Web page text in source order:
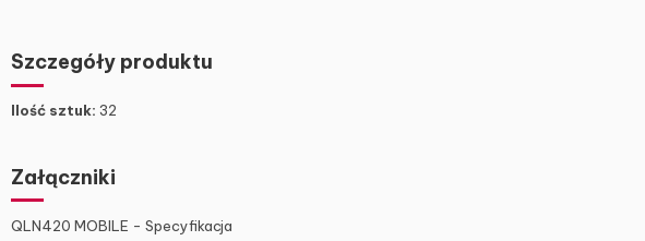
Szczegóły produktu
Ilość sztuk: 32
Załączniki
QLN420 MOBILE - Specyfikacja